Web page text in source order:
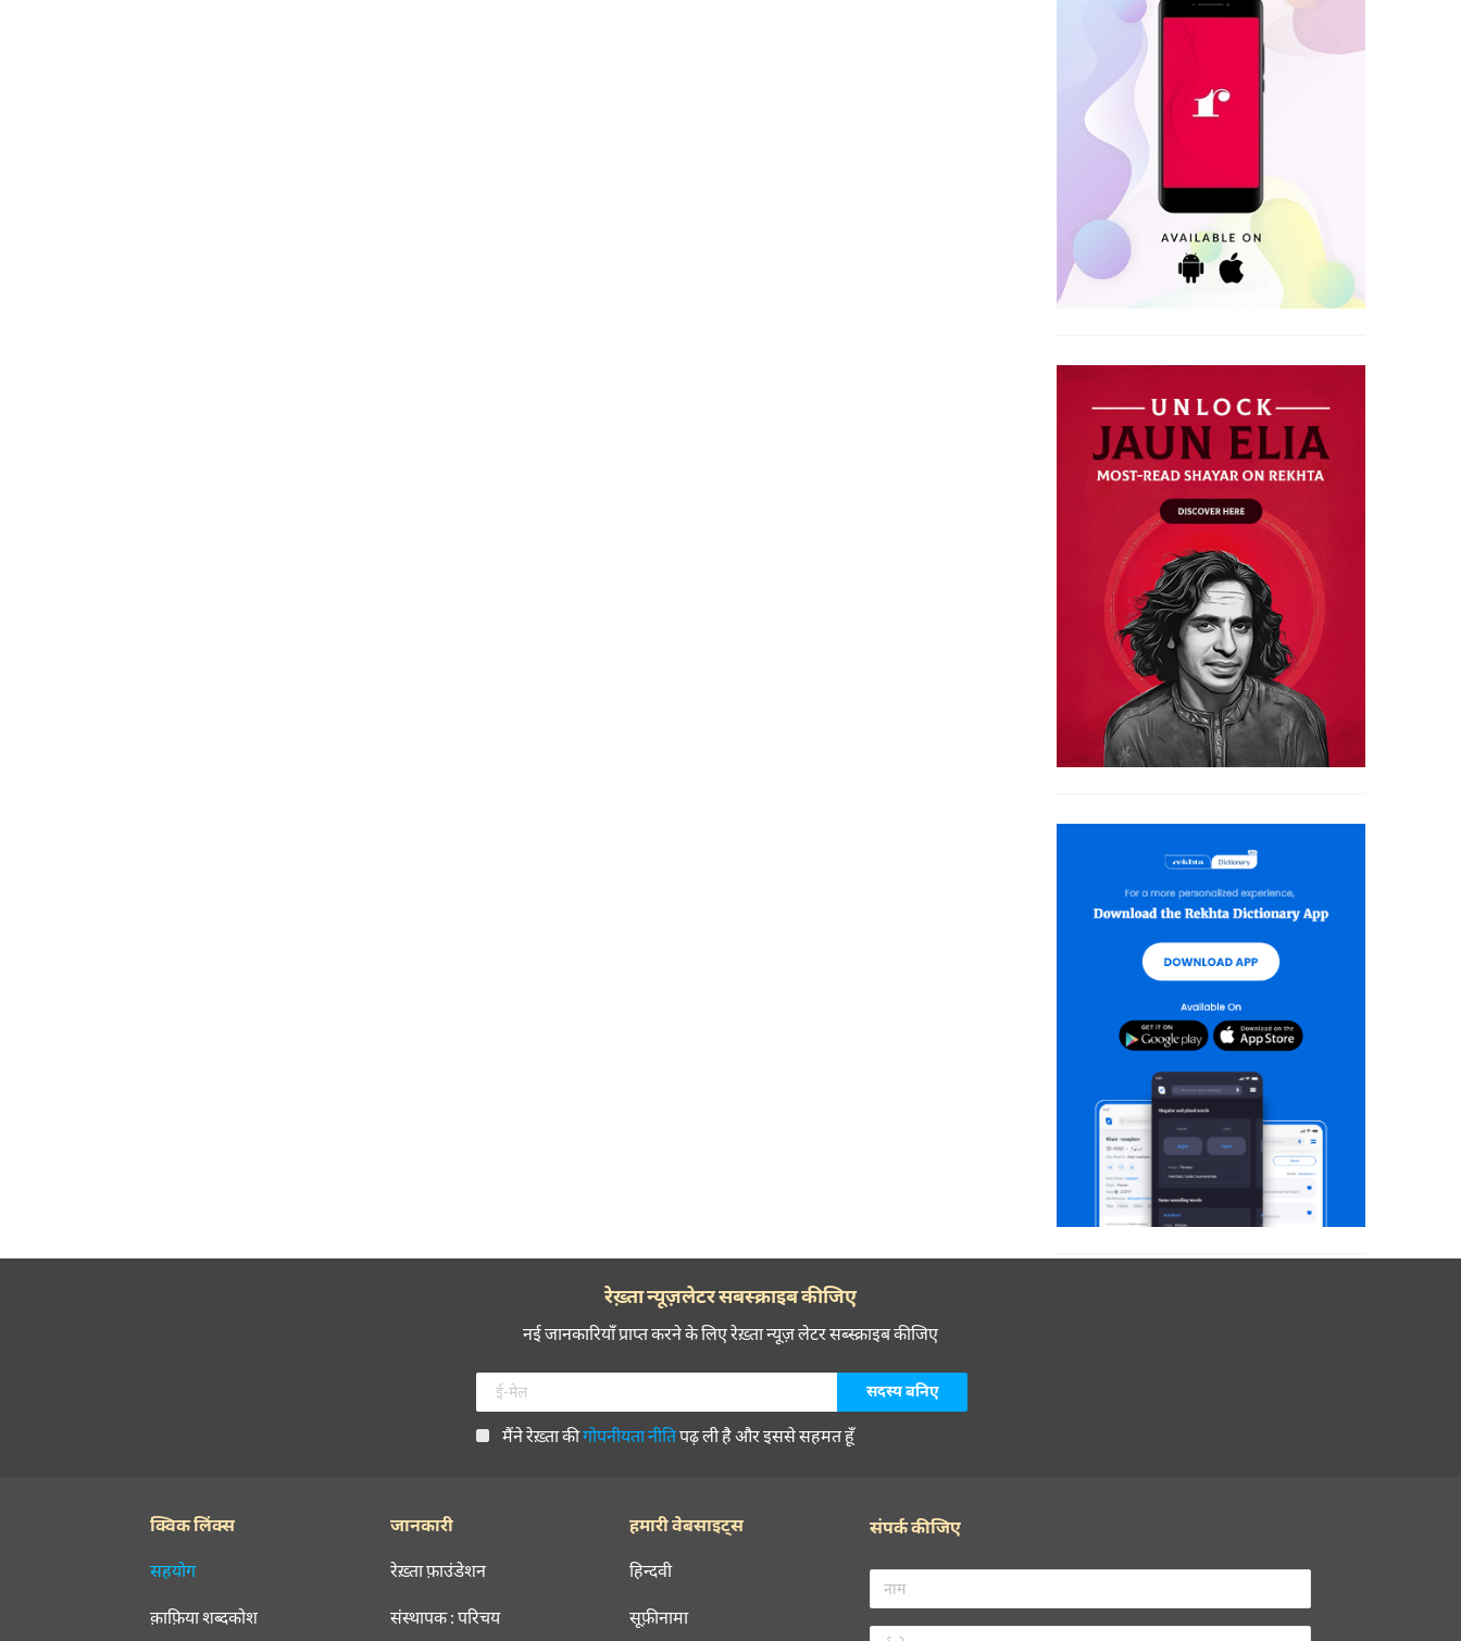
रेख़्ता न्यूज़लेटर सबस्क्राइब कीजिए
नई जानकारियाँ प्राप्त करने के लिए रेख़्ता न्यूज़ लेटर सब्स्क्राइब कीजिए
मैंने रेख़्ता कीगोपनीयता नीतिपढ़ ली है और इससे सहमत हूँ
क्विक लिंक्स
सहयोग
क़ाफ़िया शब्दकोश
जानकारी
रेख़्ता फ़ाउंडेशन
संस्थापक : परिचय
हमारी वेबसाइट्स
हिन्दवी
सूफ़ीनामा
संपर्क कीजिए